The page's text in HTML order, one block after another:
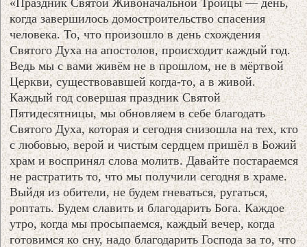
когда завершилось домостроительство спасения
человека. То, что произошло в день схождения
Святого Духа на апостолов, происходит каждый год.
Ведь мы с вами живём не в прошлом, не в мёртвой
Церкви, существовавшей когда-то, а в живой.
Каждый год совершая праздник Святой
Пятидесятницы, мы обновляем в себе благодать
Святого Духа, которая и сегодня снизошла на тех, кто
с любовью, верой и чистым сердцем пришёл в Божий
храм и воспринял слова молитв. Давайте постараемся
не растратить то, что мы получили сегодня в храме.
Выйдя из обители, не будем гневаться, ругаться,
роптать. Будем славить и благодарить Бога. Каждое
утро, когда мы просыпаемся, каждый вечер, когда
готовимся ко сну, надо благодарить Господа за то, что